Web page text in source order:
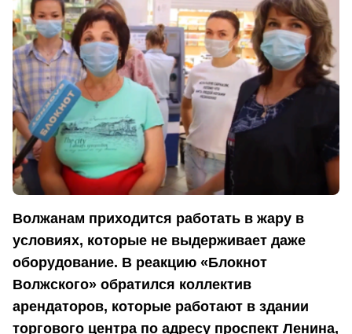
Волжанам приходится работать в жару в
условиях, которые не выдерживает даже
оборудование. В реакцию «Блокнот
Волжского» обратился коллектив
арендаторов, которые работают в здании
торгового центра по адресу проспект Ленина,